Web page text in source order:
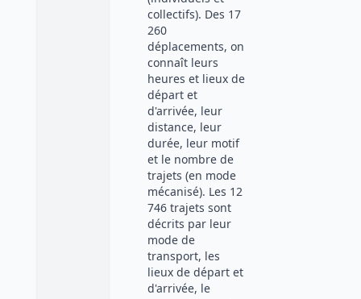
collectifs). Des 17
260
déplacements, on
connaît leurs
heures et lieux de
départ et
d'arrivée, leur
distance, leur
durée, leur motif
et le nombre de
trajets (en mode
mécanisé). Les 12
746 trajets sont
décrits par leur
mode de
transport, les
lieux de départ et
d'arrivée, le